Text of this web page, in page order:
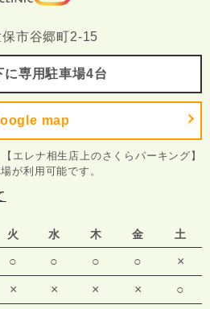
市谷郷町2-15
に専用駐車場4台
map
エレナ相生店上のさくらパーキング】
が利用可能です。
火 水 木 金 土
○ ○ ○ ○ ×
× × × × ○